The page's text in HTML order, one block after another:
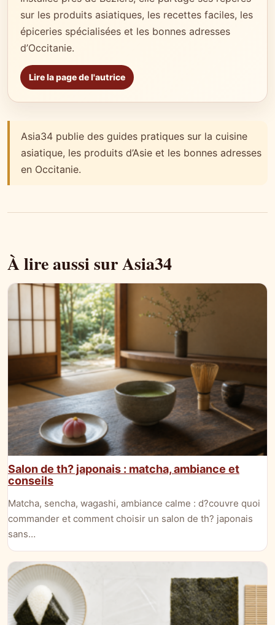
sur les produits asiatiques, les recettes faciles, les
épiceries spécialisées et les bonnes adresses
d’Occitanie.
Lire la page de l'autrice
Asia34 publie des guides pratiques sur la cuisine
asiatique, les produits d’Asie et les bonnes adresses
en Occitanie.
À lire aussi sur Asia34
Salon de th? japonais : matcha, ambiance et
conseils
Matcha, sencha, wagashi, ambiance calme : d?couvre quoi
commander et comment choisir un salon de th? japonais
sans…